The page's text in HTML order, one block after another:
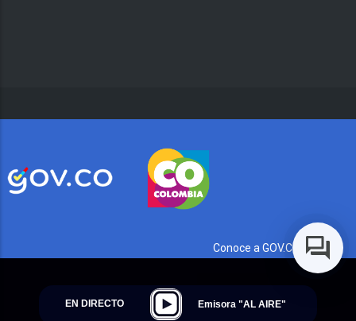
EN DIRECTO Emisora "AL AIRE"
Conoce a GOV.CO aquí